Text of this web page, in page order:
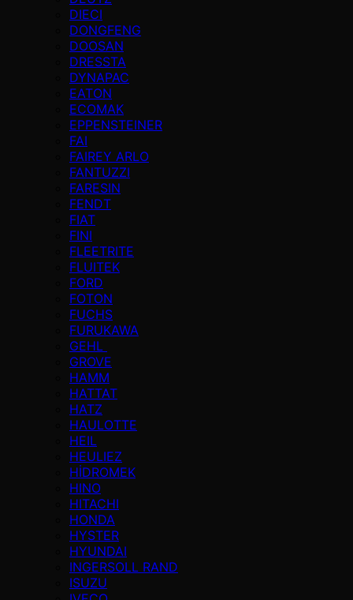
DIECI
DONGFENG
DOOSAN
DRESSTA
DYNAPAC
EATON
ECOMAK
EPPENSTEINER
FAI
FAIREY ARLO
FANTUZZI
FARESIN
FENDT
FIAT
FINI
FLEETRITE
FLUITEK
FORD
FOTON
FUCHS
FURUKAWA
GEHL
GROVE
HAMM
HATTAT
HATZ
HAULOTTE
HEIL
HEULIEZ
HİDROMEK
HINO
HITACHI
HONDA
HYSTER
HYUNDAI
INGERSOLL RAND
ISUZU